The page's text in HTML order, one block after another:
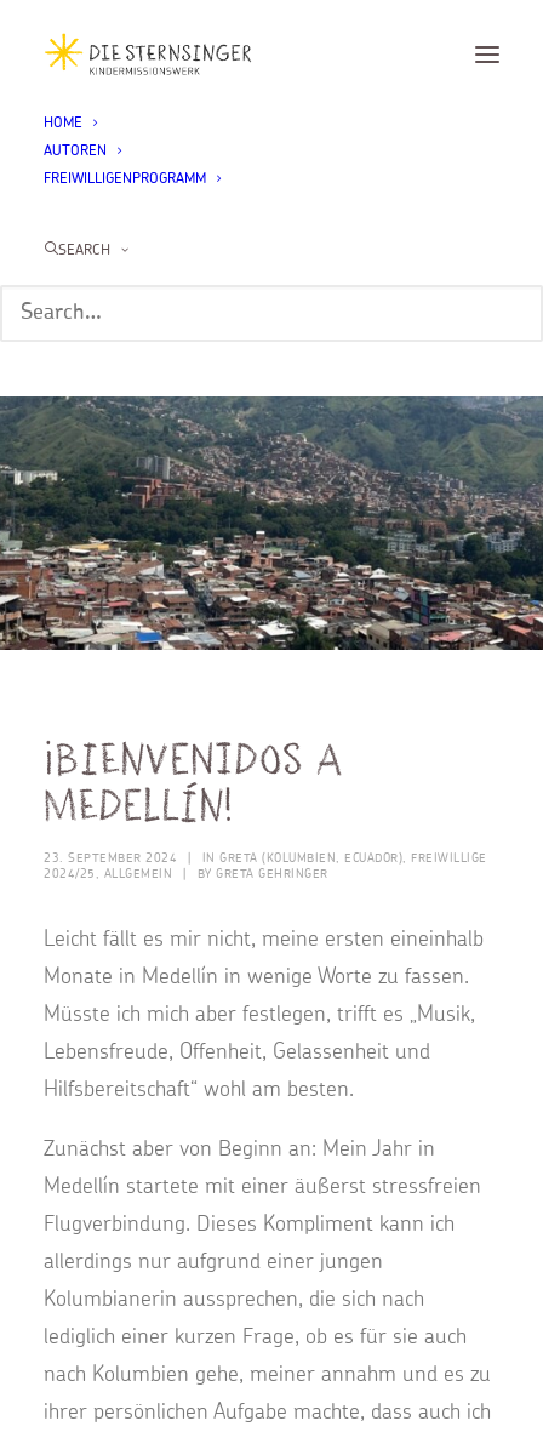
HOME
AUTOREN
FREIWILLIGENPROGRAMM
SEARCH
¡Bienvenidos a
Medellín!
23. SEPTEMBER 2024 IN GRETA (KOLUMBIEN, ECUADOR), FREIWILLIGE
2024/25 , ALLGEMEIN BY GRETA GEHRINGER
Leicht fällt es mir nicht, meine ersten eineinhalb
Monate in Medellín in wenige Worte zu fassen.
Müsste ich mich aber festlegen, trifft es „Musik,
Lebensfreude, Offenheit, Gelassenheit und
Hilfsbereitschaft“ wohl am besten.
Zunächst aber von Beginn an: Mein Jahr in
Medellín startete mit einer äußerst stressfreien
Flugverbindung. Dieses Kompliment kann ich
allerdings nur aufgrund einer jungen
Kolumbianerin aussprechen, die sich nach
lediglich einer kurzen Frage, ob es für sie auch
nach Kolumbien gehe, meiner annahm und es zu
ihrer persönlichen Aufgabe machte, dass auch ich